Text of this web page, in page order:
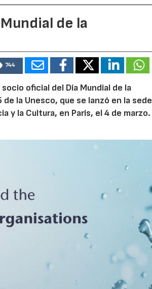
de la
744
oficial del Día Mundial de la
la Unesco, que se lanzó en la sede
y la Cultura, en París, el 4 de marzo.